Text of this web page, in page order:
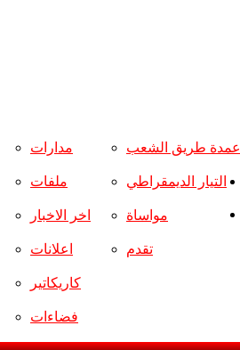
مدارات
ملفات
اخر الاخبار
اعلانات
كاريكاتير
فضاءات
اعمدة طريق الشعب
التيار الديمقراطي
مواساة
تقدم